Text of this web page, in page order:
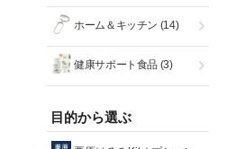
ホーム＆キッチン (14)
健康サポート食品 (3)
目的から選ぶ